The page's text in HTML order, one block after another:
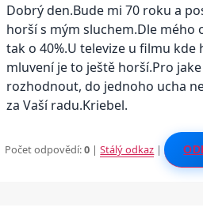
Dobrý den.Bude mi 70 roku a
horší s mým sluchem.Dle mého
tak o 40%.U televize u filmu kde
mluvení je to ještě horší.Pro
rozhodnout, do jednoho ucha
za Vaší radu.Kriebel.
Počet odpovědí:0 |Stálý odkaz |